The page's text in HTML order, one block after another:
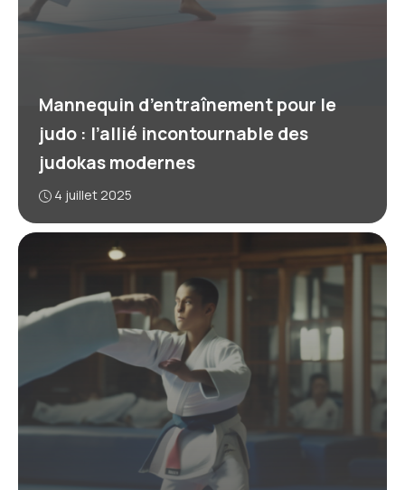
Mannequin d’entraînement pour le
judo : l’allié incontournable des
judokas modernes
4 juillet 2025